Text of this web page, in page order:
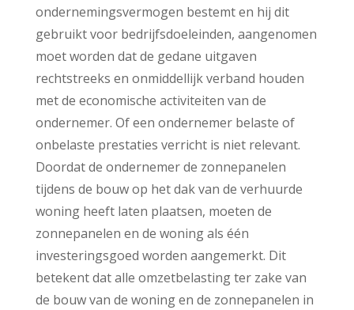
ondernemingsvermogen bestemt en hij dit
gebruikt voor bedrijfsdoeleinden, aangenomen
moet worden dat de gedane uitgaven
rechtstreeks en onmiddellijk verband houden
met de economische activiteiten van de
ondernemer. Of een ondernemer belaste of
onbelaste prestaties verricht is niet relevant.
Doordat de ondernemer de zonnepanelen
tijdens de bouw op het dak van de verhuurde
woning heeft laten plaatsen, moeten de
zonnepanelen en de woning als één
investeringsgoed worden aangemerkt. Dit
betekent dat alle omzetbelasting ter zake van
de bouw van de woning en de zonnepanelen in